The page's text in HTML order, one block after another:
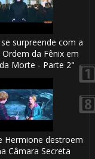
se surpreende com a
da Fênix em
Morte - Parte 2"
Hermione destroem
Câmara Secreta
⚡